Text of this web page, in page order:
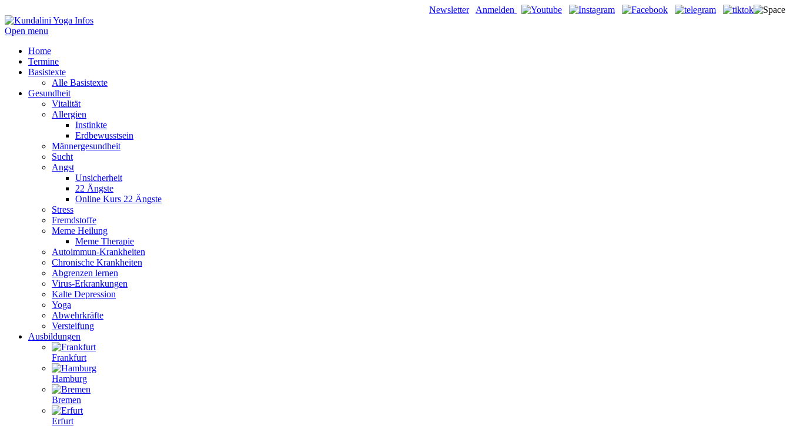
Newsletter Anmelden
Open menu
Home
Termine
Basistexte
Alle Basistexte
Gesundheit
Vitalität
Allergien
Instinkte
Erdbewusstsein
Männergesundheit
Sucht
Angst
Unsicherheit
22 Ängste
Online Kurs 22 Ängste
Stress
Fremdstoffe
Meme Heilung
Meme Therapie
Autoimmun-Krankheiten
Chronische Krankheiten
Abgrenzen lernen
Virus-Erkrankungen
Kalte Depression
Yoga
Abwehrkräfte
Versteifung
Ausbildungen
Frankfurt
Hamburg
Bremen
Erfurt